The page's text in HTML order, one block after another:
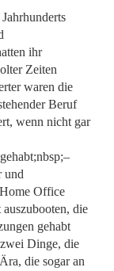
ihr
Zeiten
waren die
Beruf
wenn nicht gar
und
Office
die
gehabt
Dinge, die
die sogar an